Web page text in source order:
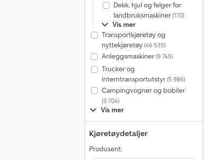
Dekk, hjul og felger for
landbruksmaskiner(170)
Vis mer
Transportkjøretøy og
nyttekjøretøy(46 535)
Anleggsmaskiner(9 745)
Trucker og
interntransportutstyr(5 986)
Campingvogner og bobiler
(3 704)
Vis mer
Kjøretøydetaljer
Produsent: